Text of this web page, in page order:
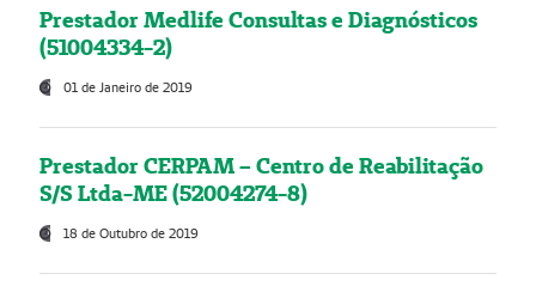
Prestador Medlife Consultas e Diagnósticos
(51004334-2)
01 de Janeiro de 2019
Prestador CERPAM – Centro de Reabilitação
S/S Ltda-ME (52004274-8)
18 de Outubro de 2019